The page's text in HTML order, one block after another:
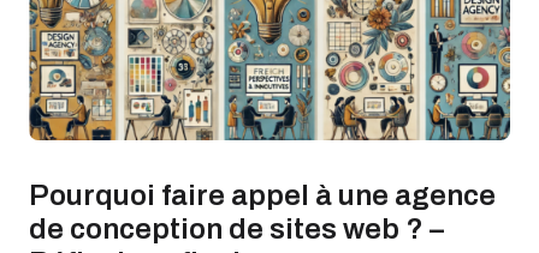
Pourquoi faire appel à une agence
de conception de sites web ? –